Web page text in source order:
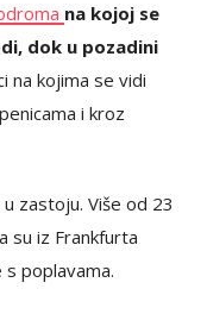
na kojoj se
dok u pozadini
na kojima se vidi
i kroz
zastoju. Više od 23
su iz Frankfurta
poplavama.